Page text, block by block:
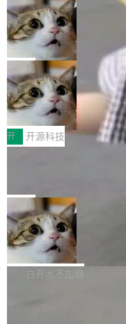
现实 过去两年，CIO们的
一是如何让大模型和智能
向生产，二是如何让测试
设置，如果用布尔值 +
ean 表示是否可切换，
色方案、深色方案——会
合。方案缺了、配置冲突
哪些组合有效，作者说，
者部落知识"。 换个写法
变体：Switchable...
个"AI 知识库 + 聊天机器
做，没什么新鲜的。 但
r 上把事情说清楚了： 今
re OS，一个带连接器的
有科技公司做的一样。只
样。这是 Sandstorm.io
那个创业公司。不同的是
lare Workers 上——我花
——并且深度集成了 AI。
Deno 团队开源 Celld
布式 Durable Objects
Ryan Dahl 领导的 Deno
目 Celld，一个能在自己
Workers 和 Durable
计思路很直接：每个对象
数据库，按名称寻址，复
存储库里。节点之间只通
没有控制平面，没有共识
个小型数据库，应用天然
库的竞争和爆炸半径问题
了。 闲置的 cell 会休眠
l 迁移或唤醒时，新宿主
库继续执行。存储库是持
局
鲁大师7月新机性能/流
性能、流畅双第一，三
新折叠缺席
2026年7月的手机市场，
增，手机厂商的日子也不
放缓，因此硝烟味淡了许
高价的三星折叠（三星
Fold8 / Z Flip8）外，其
例如iQOO Z11i、REDMI
te 17 Pro、OPPO K15，
样的次旗舰。 Galaxy Z
Z Flip8三款折叠屏新机均
部搭载骁龙8 Elite Gen5
开 开源科技
Zed 编辑器团队发布了
个在 git commit 之间记
本控制系统。目前处于
ltaDB 的核心思路直接写
眼的位置：「Software is
mits」——软件是在
局
SpaceXAI 单季资本开
根据风险投资人Tomer
析）披露的最新分析与第
白开水不加糖